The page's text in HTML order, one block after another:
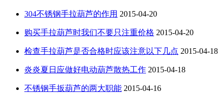
304不锈钢手拉葫芦的作用 2015-04-20
购买手拉葫芦时我们不要只注重价格 2015-04-20
检查手拉葫芦是否合格时应该注意以下几点 2015-04-18
炎炎夏日应做好电动葫芦散热工作 2015-04-18
不锈钢手扳葫芦的两大职能 2015-04-16